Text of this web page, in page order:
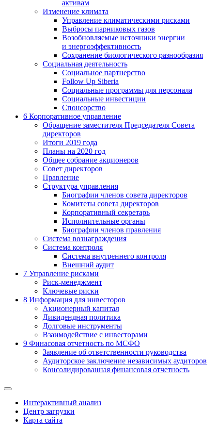
активам
Изменение климата
Управление климатическими рисками
Выбросы парниковых газов
Возобновляемые источники энергии
и энергоэффективность
Сохранение биологического разнообразия
Социальная деятельность
Социальное партнерство
Follow Up Siberia
Социальные программы для персонала
Социальные инвестиции
Спонсорство
6 Корпоративное управление
Обращение заместителя Председателя Совета
директоров
Итоги 2019 года
Планы на 2020 год
Общее собрание акционеров
Совет директоров
Правление
Структура управления
Биографии членов совета директоров
Комитеты совета директоров
Корпоративный секретарь
Исполнительные органы
Биографии членов правления
Система вознаграждения
Система контроля
Система внутреннего контроля
Внешний аудит
7 Управление рисками
Риск-менеджмент
Ключевые риски
8 Информация для инвесторов
Акционерный капитал
Дивидендная политика
Долговые инструменты
Взаимодействие с инвеcторами
9 Финасовая отчетность по МСФО
Заявление об ответственности руководства
Аудиторское заключение независимых аудиторов
Консолидированная финансовая отчетность
Интерактивный анализ
Центр загрузки
Карта сайта